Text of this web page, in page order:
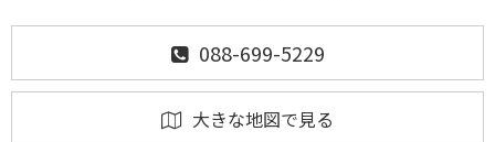
088-699-5229
大きな地図で見る